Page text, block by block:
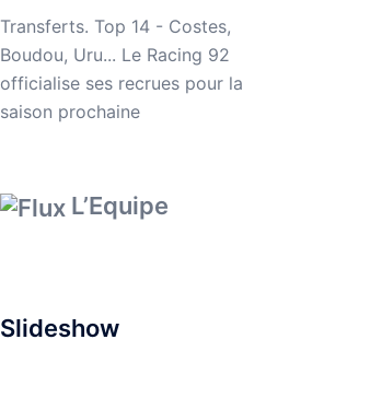
Transferts. Top 14 - Costes,
Boudou, Uru... Le Racing 92
officialise ses recrues pour la
saison prochaine
L’Equipe
Slideshow